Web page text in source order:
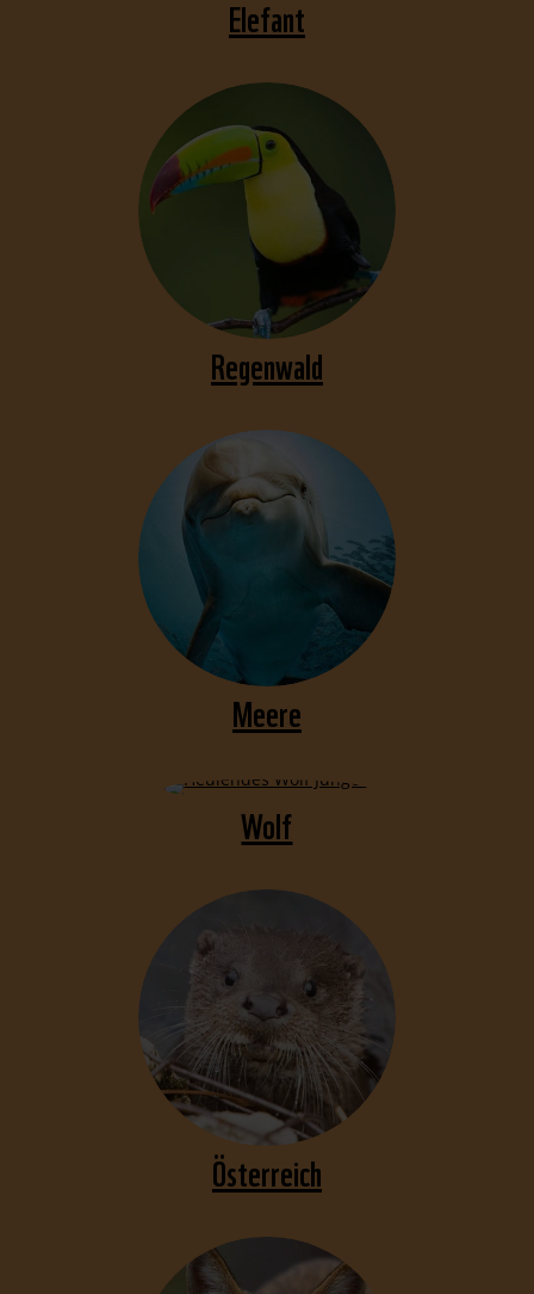
Elefant
Regenwald
Meere
Wolf
Österreich